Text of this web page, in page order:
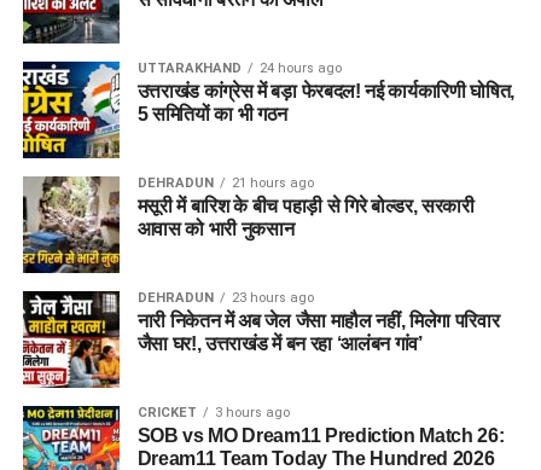
UTTARAKHAND 24 hours ago
उत्तराखंड कांग्रेस में बड़ा फेरबदल! नई कार्यकारिणी घोषित,
5 समितियों का भी गठन
DEHRADUN 21 hours ago
मसूरी में बारिश के बीच पहाड़ी से गिरे बोल्डर, सरकारी
आवास को भारी नुकसान
DEHRADUN 23 hours ago
नारी निकेतन में अब जेल जैसा माहौल नहीं, मिलेगा परिवार
जैसा घर!, उत्तराखंड में बन रहा ‘आलंबन गांव’
CRICKET 3 hours ago
SOB vs MO Dream11 Prediction Match 26:
Dream11 Team Today The Hundred 2026